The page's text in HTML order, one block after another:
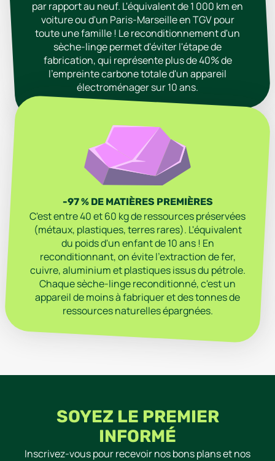
par rapport au neuf. L'équivalent de 1 000 km en
voiture ou d'un Paris-Marseille en TGV pour
toute une famille ! Le reconditionnement d'un
sèche-linge permet d'éviter l'étape de
fabrication, qui représente plus de 40% de
l'empreinte carbone totale d'un appareil
électroménager sur 10 ans.
-97 % DE MATIÈRES PREMIÈRES
C'est entre 40 et 60 kg de ressources préservées
(métaux, plastiques, terres rares). L'équivalent
du poids d'un enfant de 10 ans ! En
reconditionnant, on évite l'extraction de fer,
cuivre, aluminium et plastiques issus du pétrole.
Chaque sèche-linge reconditionné, c'est un
appareil de moins à fabriquer et des tonnes de
ressources naturelles épargnées.
SOYEZ LE PREMIER
INFORMÉ
Inscrivez-vous pour recevoir nos bons plans et nos